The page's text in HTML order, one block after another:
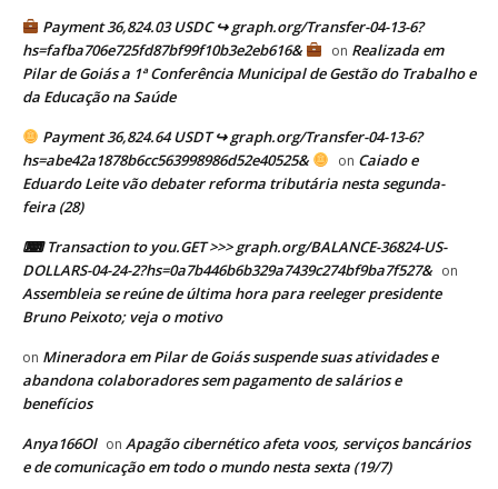
Payment 36,824.03 USDC ↪ graph.org/Transfer-04-13-6?
hs=fafba706e725fd87bf99f10b3e2eb616&
on Realizada em
Pilar de Goiás a 1ª Conferência Municipal de Gestão do Trabalho e
da Educação na Saúde
Payment 36,824.64 USDT ↪ graph.org/Transfer-04-13-6?
hs=abe42a1878b6cc563998986d52e40525&
on Caiado e
Eduardo Leite vão debater reforma tributária nesta segunda-
feira (28)
⌨ Transaction to you.GET >>> graph.org/BALANCE-36824-US-
DOLLARS-04-24-2?hs=0a7b446b6b329a7439c274bf9ba7f527& on
Assembleia se reúne de última hora para reeleger presidente
Bruno Peixoto; veja o motivo
on Mineradora em Pilar de Goiás suspende suas atividades e
abandona colaboradores sem pagamento de salários e
benefícios
Anya166Ol on Apagão cibernético afeta voos, serviços bancários
e de comunicação em todo o mundo nesta sexta (19/7)